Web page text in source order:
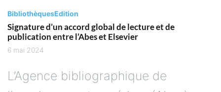
BibliothèquesEdition
Signature d’un accord global de lecture et de
publication entre l’Abes et Elsevier
6 mai 2024
L’Agence bibliographique de